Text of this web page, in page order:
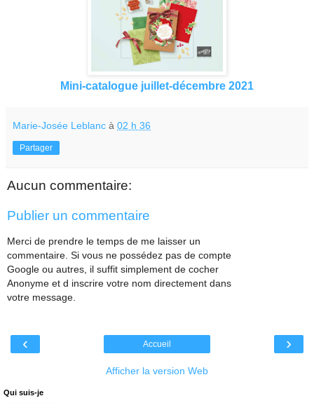
Mini-catalogue juillet-décembre 2021
Marie-Josée Leblanc à 02 h 36
Partager
Aucun commentaire:
Publier un commentaire
Merci de prendre le temps de me laisser un
commentaire. Si vous ne possédez pas de compte
Google ou autres, il suffit simplement de cocher
Anonyme et d inscrire votre nom directement dans
votre message.
‹ ›
Accueil
Afficher la version Web
Qui suis-je